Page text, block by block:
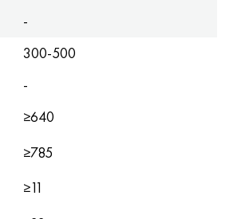
-
300-500
-
≥640
≥785
≥11